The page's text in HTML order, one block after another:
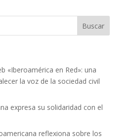
«Iberoamérica en Red»: una
la voz de la sociedad civil
expresa su solidaridad con el
reflexiona sobre los